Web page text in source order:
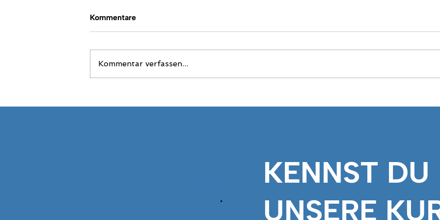
Angelschein in Zürich? Eine
2026: Schonzeit,
den
Kommentare
Kommentar verfassen...
KENNST DU
UNSERE